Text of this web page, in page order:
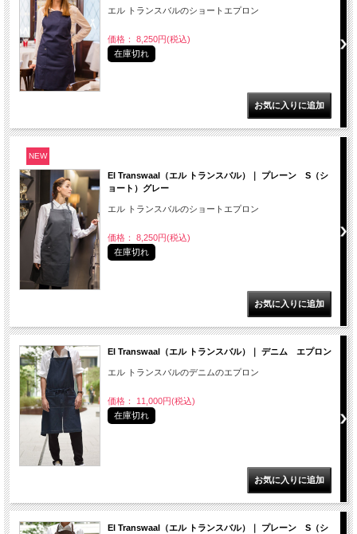
エル トランスバルのショートエプロン
価格： 8,250円(税込)
在庫切れ
NEW
El Transwaal（エル トランスバル）｜ プレーン S（シ
ョート）グレー
エル トランスバルのショートエプロン
価格： 8,250円(税込)
在庫切れ
El Transwaal（エル トランスバル）｜ デニム エプロン
エル トランスバルのデニムのエプロン
価格： 11,000円(税込)
在庫切れ
El Transwaal（エル トランスバル）｜ プレーン S（シ